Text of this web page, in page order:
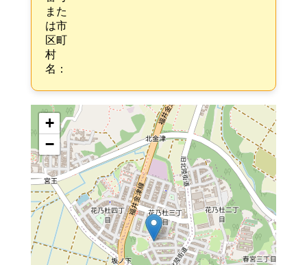
また
は市
区町
村
名：
+
−